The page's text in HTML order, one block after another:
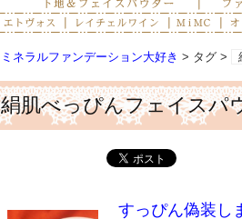
ミネラルファンデーション大好き > タグ >
絹肌べっぴんフェイスパ
すっぴん偽装し